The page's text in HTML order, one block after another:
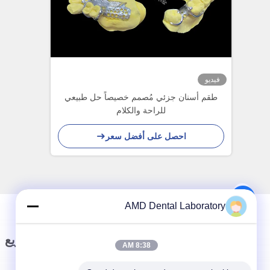
فيديو
طقم أسنان جزئي مُصمم خصيصاً حل طبيعي
للراحة والكلام
احصل على أفضل سعر
اتصال سريع
AMD Dental Laboratory
8:38 AM